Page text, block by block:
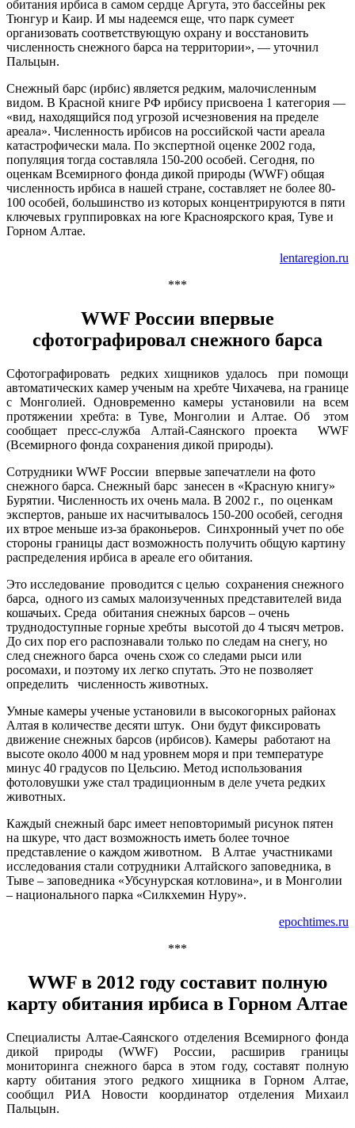
обитания ирбиса в самом сердце Аргута, это бассейны рек
Тюнгур и Каир. И мы надеемся еще, что парк сумеет
организовать соответствующую охрану и восстановить
численность снежного барса на территории», — уточнил
Пальцын.
Снежный барс (ирбис) является редким, малочисленным
видом. В Красной книге РФ ирбису присвоена 1 категория —
«вид, находящийся под угрозой исчезновения на пределе
ареала». Численность ирбисов на российской части ареала
катастрофически мала. По экспертной оценке 2002 года,
популяция тогда составляла 150-200 особей. Сегодня, по
оценкам Всемирного фонда дикой природы (WWF) общая
численность ирбиса в нашей стране, составляет не более 80-
100 особей, большинство из которых концентрируются в пяти
ключевых группировках на юге Красноярского края, Туве и
Горном Алтае.
lentaregion.ru
***
WWF России впервые
сфотографировал снежного барса
Сфотографировать редких хищников удалось при помощи
автоматических камер ученым на хребте Чихачева, на границе
с Монголией. Одновременно камеры установили на всем
протяжении хребта: в Туве, Монголии и Алтае. Об этом
сообщает пресс-служба Алтай-Саянского проекта WWF
(Всемирного фонда сохранения дикой природы).
Сотрудники WWF России впервые запечатлели на фото
снежного барса. Снежный барс занесен в «Красную книгу»
Бурятии. Численность их очень мала. В 2002 г., по оценкам
экспертов, раньше их насчитывалось 150-200 особей, сегодня
их втрое меньше из-за браконьеров. Синхронный учет по обе
стороны границы даст возможность получить общую картину
распределения ирбиса в ареале его обитания.
Это исследование проводится с целью сохранения снежного
барса, одного из самых малоизученных представителей вида
кошачьих. Среда обитания снежных барсов – очень
труднодоступные горные хребты высотой до 4 тысяч метров.
До сих пор его распознавали только по следам на снегу, но
след снежного барса очень схож со следами рыси или
росомахи, и поэтому их легко спутать. Это не позволяет
определить численность животных.
Умные камеры ученые установили в высокогорных районах
Алтая в количестве десяти штук. Они будут фиксировать
движение снежных барсов (ирбисов). Камеры работают на
высоте около 4000 м над уровнем моря и при температуре
минус 40 градусов по Цельсию. Метод использования
фотоловушки уже стал традиционным в деле учета редких
животных.
Каждый снежный барс имеет неповторимый рисунок пятен
на шкуре, что даст возможность иметь более точное
представление о каждом животном. В Алтае участниками
исследования стали сотрудники Алтайского заповедника, в
Тыве – заповедника «Убсунурская котловина», и в Монголии
– национального парка «Силкхемин Нуру».
epochtimes.ru
***
WWF в 2012 году составит полную
карту обитания ирбиса в Горном Алтае
Специалисты Алтае-Саянского отделения Всемирного фонда
дикой природы (WWF) России, расширив границы
мониторинга снежного барса в этом году, составят полную
карту обитания этого редкого хищника в Горном Алтае,
сообщил РИА Новости координатор отделения Михаил
Пальцын.